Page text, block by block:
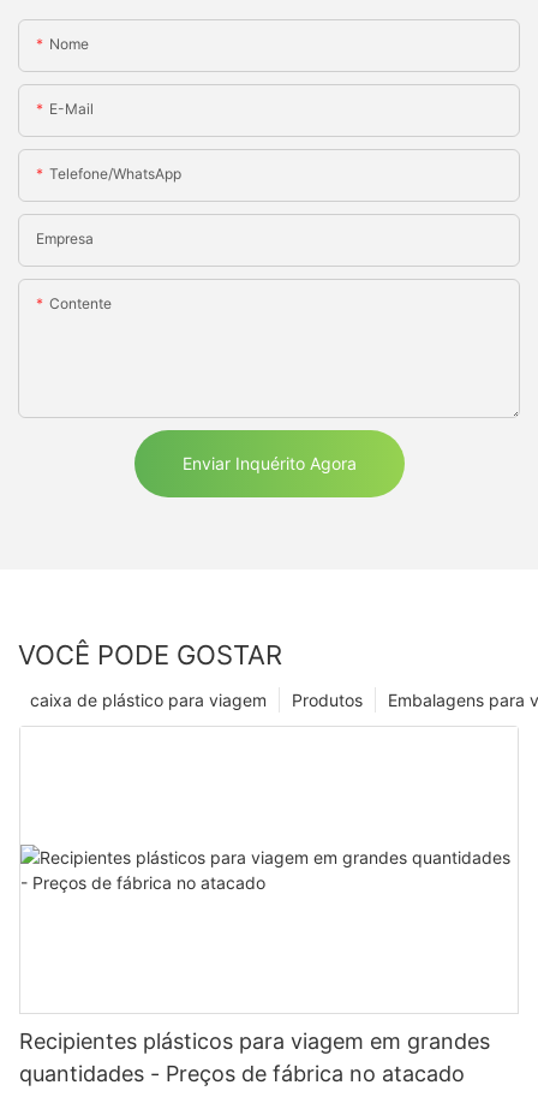
Nome
E-Mail
Telefone/WhatsApp
Empresa
Contente
Enviar Inquérito Agora
VOCÊ PODE GOSTAR
Embalagens para
Produtos
caixa de plástico para viagem
Recipientes plásticos para viagem em grandes
quantidades - Preços de fábrica no atacado